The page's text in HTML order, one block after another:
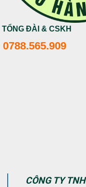
TỔNG ĐÀI & CSKH
0788.565.909
CÔNG TY